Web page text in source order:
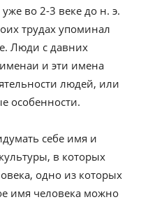
во 2-3 веке до н. э.
трудах упоминал
Люди с давних
и эти имена
людей, или
особенности.
себе имя и
в которых
одно из которых
имя человека можно